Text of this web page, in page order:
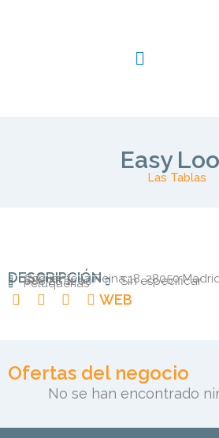
Easy
Las Tablas
DESCRIPCIÓN
C. Puente la Reina 18, 28050
688 28 11 00 Sin especificar
Peluquerias
WEB
Ofertas del negocio
No se han encontrado